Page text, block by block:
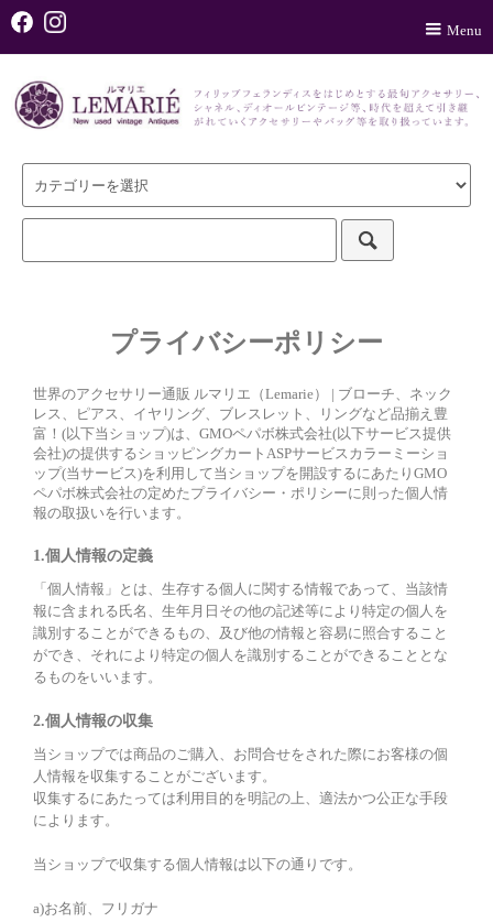
Menu
プライバシーポリシー
世界のアクセサリー通販 ルマリエ（Lemarie） | ブローチ、ネック
レス、ピアス、イヤリング、ブレスレット、リングなど品揃え豊
富！(以下当ショップ)は、 GMOペパボ株式会社(以下サービス提供
会社)の提供するショッピングカートASPサービス カラーミーショ
ップ(当サービス)を利用して当ショップを開設するにあたりGMO
ペパボ株式会社の定めた プライバシー・ポリシーに則った個人情
報の取扱いを行います。
1.個人情報の定義
「個人情報」とは、生存する個人に関する情報であって、当該情
報に含まれる氏名、生年月日その他の記述等により特定の個人を
識別することができるもの、及び他の情報と容易に照合すること
ができ、それにより特定の個人を識別することができることとな
るものをいいます。
2.個人情報の収集
当ショップでは商品のご購入、お問合せをされた際にお客様の個
人情報を収集することがございます。
収集するにあたっては利用目的を明記の上、適法かつ公正な手段
によります。
当ショップで収集する個人情報は以下の通りです。
a)お名前、フリガナ